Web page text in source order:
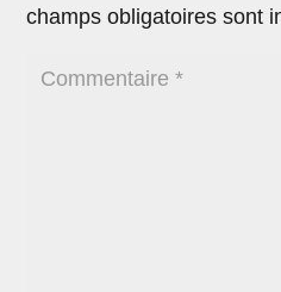
champs obligatoires sont